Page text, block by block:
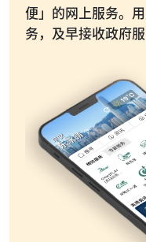
便」的网上服务。
务，及早接收政府